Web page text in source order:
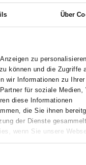
Über
zu
können und die Zugriffe
wir Informationen zu Ihrer
für soziale Medien,
diese Informationen
die Sie ihnen
der Dienste
wenn Sie unsere